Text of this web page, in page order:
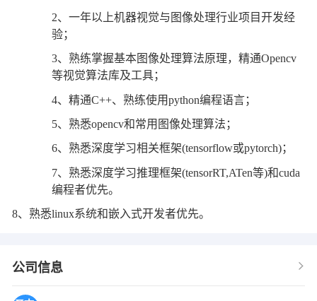
2、一年以上机器视觉与图像处理行业项目开发经
验；
3、熟练掌握基本图像处理算法原理，精通Opencv
等视觉算法库及工具；
4、精通C++、熟练使用python编程语言；
5、熟悉opencv和常用图像处理算法；
6、熟悉深度学习相关框架(tensorflow或pytorch)；
7、熟悉深度学习推理框架(tensorRT,ATen等)和cuda
编程者优先。
8、熟悉linux系统和嵌入式开发者优先。
公司信息